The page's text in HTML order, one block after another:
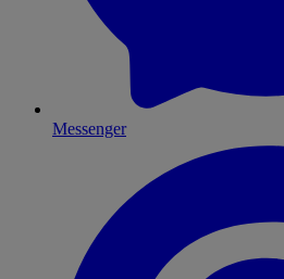
Messenger